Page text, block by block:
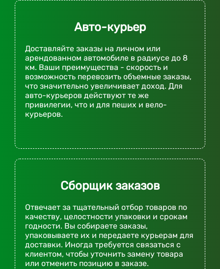
Авто-курьер
Доставляйте заказы на личном или
арендованном автомобиле в радиусе до 8
км. Ваши преимущества - скорость и
возможность перевозить объемные заказы,
что значительно увеличивает доход. Для
авто-курьеров действуют те же
привилегии, что и для пеших и вело-
курьеров.
Сборщик заказов
Отвечает за тщательный отбор товаров по
качеству, целостности упаковки и срокам
годности. Вы собираете заказы,
упаковываете их и передаете курьерам для
доставки. Иногда требуется связаться с
клиентом, чтобы уточнить замену товара
или отменить позицию в заказе.